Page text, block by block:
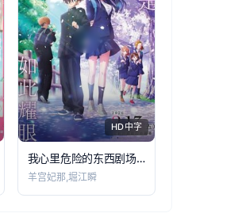
HD中字
我心里危险的东西剧场版
羊宫妃那,堀江瞬